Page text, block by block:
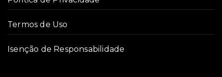
Termos de Uso
Isenção de Responsabilidade